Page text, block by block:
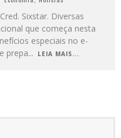
Sixstar. Diversas
que começa nesta
especiais no e-
prepa... LEIA MAIS...